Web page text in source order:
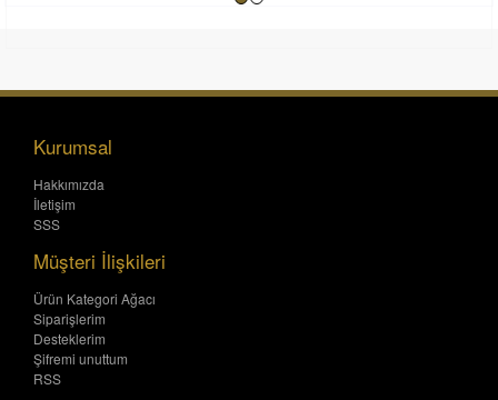
Kurumsal
Hakkımızda
İletişim
SSS
Müşteri İlişkileri
Ürün Kategori Ağacı
Siparişlerim
Desteklerim
Şifremi unuttum
RSS